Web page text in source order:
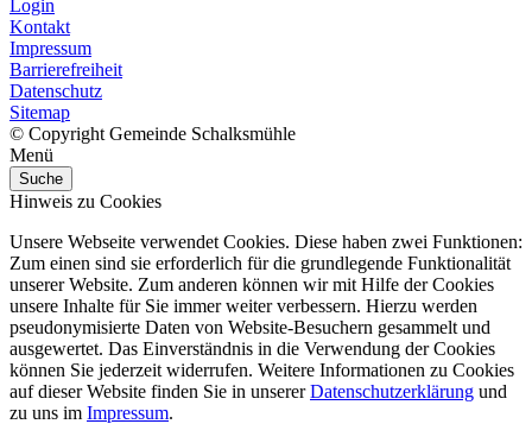
Login
Kontakt
Impressum
Barrierefreiheit
Datenschutz
Sitemap
© Copyright Gemeinde Schalksmühle
Menü
Suche
Hinweis zu Cookies
Unsere Webseite verwendet Cookies. Diese haben zwei Funktionen:
Zum einen sind sie erforderlich für die grundlegende Funktionalität
unserer Website. Zum anderen können wir mit Hilfe der Cookies
unsere Inhalte für Sie immer weiter verbessern. Hierzu werden
pseudonymisierte Daten von Website-Besuchern gesammelt und
ausgewertet. Das Einverständnis in die Verwendung der Cookies
können Sie jederzeit widerrufen. Weitere Informationen zu Cookies
auf dieser Website finden Sie in unsererDatenschutzerklärung und
zu uns im Impressum.